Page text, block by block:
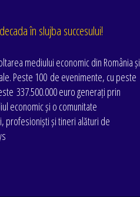
în slujba succesului!
mediului economic din România și
Peste 100 de evenimente, cu peste
337.500.000 euro generați prin
economic și o comunitate
și tineri alături de